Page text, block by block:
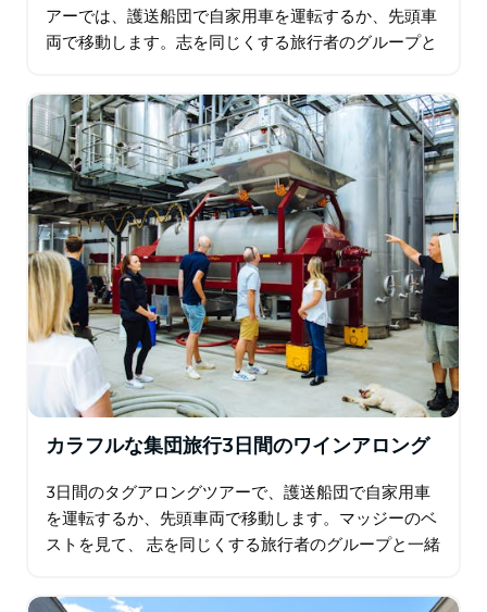
アーでは、護送船団で自家用車を運転するか、先頭車
両で移動します。志を同じくする旅行者のグループと
のものをお楽しみください。一人ではなく…
カラフルな集団旅行3日間のワインアロング
3日間のタグアロングツアーで、護送船団で自家用車
を運転するか、先頭車両で移動します。マッジーのベ
ストを見て、 志を同じくする旅行者のグループと一緒
す。